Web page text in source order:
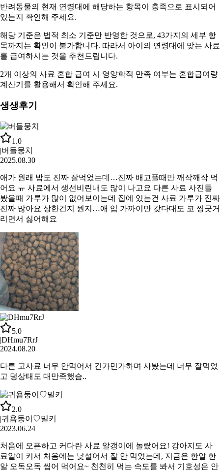
반려동물의 현재 연령대에 해당하는 항목이 충족으로 표시되어
있는지 확인해 주세요.
해당 기준은 법적 최소 기준만 반영한 것으로, 43가지의 세부 항
목까지는 확인이 불가합니다. 따라서 아이의 연령대에 맞는 사료
를 급여하시는 것을 추천드립니다.
2개 이상의 사료 혼합 급여 시 영양학적 만족 여부는 혼합급여량
계산기 를 활용해서 확인해 주세요.
생생후기
1.0
|버들뭉치
2025.08.30
애가 원래 밥도 진짜 잘먹었는데…진짜 배고플때만 깨작깨작 먹
어요 ㅠ 사료에서 생선비린내도 많이 나고요 다른 사료 사진들
봤을때 가루가 많이 없어보이는데 집에 있는건 사료 가루가 진짜
진짜 많아요 상한건지 뭔지…애 입 가까이만 갖다대도 코 찡긋거
리면서 싫어해요
5.0
|DHmu7RrJ
2024.08.20
다른 고사료 너무 안먹어서 긴가민가하며 사봤는데 너무 잘먹었
고 덩상태도 대만족했슴..
2.0
|귀욤둥이♡밀키
2023.06.24
처음에 오픈하고 커다란 사료 알갱이에 놀랐어요! 강아지도 사
료알이 커서 처음에는 낯설어서 잘 안 먹었는데, 지금은 한알 한
알 오독오독 씹어 먹어요~ 천천히 먹는 속도를 봐서 기호성은 안